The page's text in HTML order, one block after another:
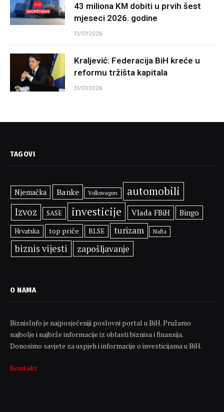
43 miliona KM dobiti u prvih šest
mjeseci 2026. godine
31/07/2026
Kraljević: Federacija BiH kreće u
reformu tržišta kapitala
31/07/2026
TAGOVI
Njemačka Banke Volkswagen automobili
Izvoz SASE investicije Vlada FBiH Bingo
Hrvatska top priče BLSE turizam Nafta
biznis vijesti zapošljavanje
O NAMA
BiznisInfo je najposjećeniji poslovni portal u BiH. Pružamo
najbolje i najbrže informacije iz oblasti biznisa i finansija.
Donosimo savjete za uspjeh i informacije o investicijama u BiH.
Kontakt